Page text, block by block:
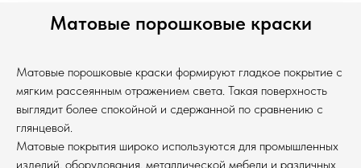
Матовые порошковые краски
Матовые порошковые краски формируют гладкое покрытие с
мягким рассеянным отражением света. Такая поверхность
выглядит более спокойной и сдержанной по сравнению с
глянцевой.
Матовые покрытия широко используются для промышленных
изделий, оборудования, металлической мебели и различных